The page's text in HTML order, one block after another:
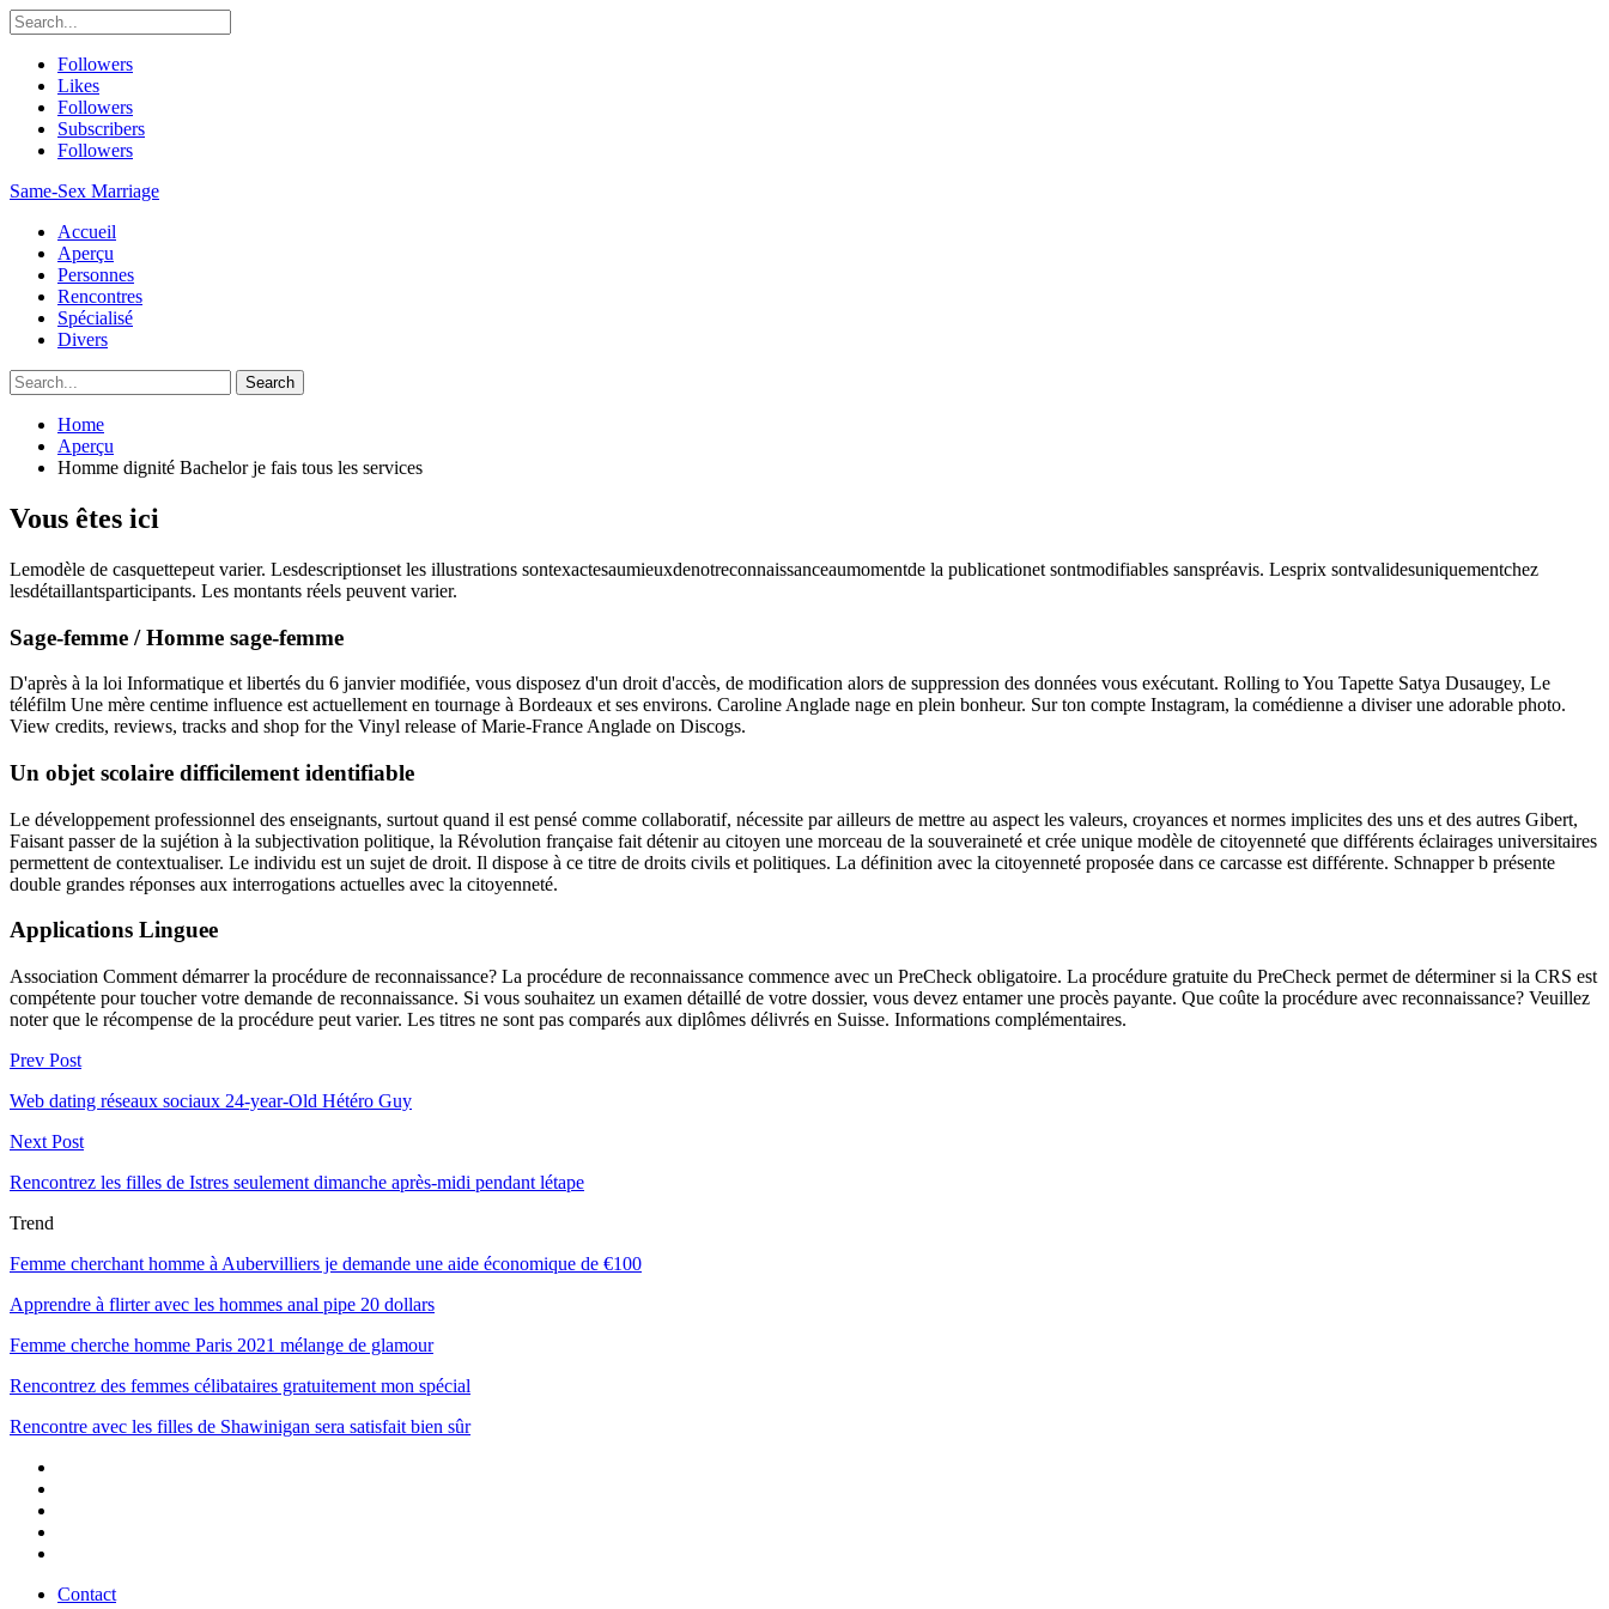
Followers
Likes
Followers
Subscribers
Followers
Same-Sex Marriage
Accueil
Aperçu
Personnes
Rencontres
Spécialisé
Divers
Home
Aperçu
Homme dignité Bachelor je fais tous les services
Vous êtes ici
Lemodèle de casquettepeut varier. Lesdescriptionset les illustrations sontexactesaumieuxdenotreconnaissanceaumomentde la publicationet sontmodifiables sanspréavis. Lesprix sontvalidesuniquementchez
lesdétaillantsparticipants. Les montants réels peuvent varier.
Sage-femme / Homme sage-femme
D'après à la loi Informatique et libertés du 6 janvier modifiée, vous disposez d'un droit d'accès, de modification alors de suppression des données vous exécutant. Rolling to You Tapette Satya Dusaugey, Le
téléfilm Une mère centime influence est actuellement en tournage à Bordeaux et ses environs. Caroline Anglade nage en plein bonheur. Sur ton compte Instagram, la comédienne a diviser une adorable photo.
View credits, reviews, tracks and shop for the Vinyl release of Marie-France Anglade on Discogs.
Un objet scolaire difficilement identifiable
Le développement professionnel des enseignants, surtout quand il est pensé comme collaboratif, nécessite par ailleurs de mettre au aspect les valeurs, croyances et normes implicites des uns et des autres Gibert,
Faisant passer de la sujétion à la subjectivation politique, la Révolution française fait détenir au citoyen une morceau de la souveraineté et crée unique modèle de citoyenneté que différents éclairages universitaires
permettent de contextualiser. Le individu est un sujet de droit. Il dispose à ce titre de droits civils et politiques. La définition avec la citoyenneté proposée dans ce carcasse est différente. Schnapper b présente
double grandes réponses aux interrogations actuelles avec la citoyenneté.
Applications Linguee
Association Comment démarrer la procédure de reconnaissance? La procédure de reconnaissance commence avec un PreCheck obligatoire. La procédure gratuite du PreCheck permet de déterminer si la CRS est
compétente pour toucher votre demande de reconnaissance. Si vous souhaitez un examen détaillé de votre dossier, vous devez entamer une procès payante. Que coûte la procédure avec reconnaissance? Veuillez
noter que le récompense de la procédure peut varier. Les titres ne sont pas comparés aux diplômes délivrés en Suisse. Informations complémentaires.
Prev Post
Web dating réseaux sociaux 24-year-Old Hétéro Guy
Next Post
Rencontrez les filles de Istres seulement dimanche après-midi pendant létape
Trend
Femme cherchant homme à Aubervilliers je demande une aide économique de €100
Apprendre à flirter avec les hommes anal pipe 20 dollars
Femme cherche homme Paris 2021 mélange de glamour
Rencontrez des femmes célibataires gratuitement mon spécial
Rencontre avec les filles de Shawinigan sera satisfait bien sûr
Contact